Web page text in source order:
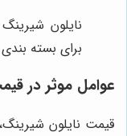
برای بسته
عوامل موثر در
قیمت نایلون